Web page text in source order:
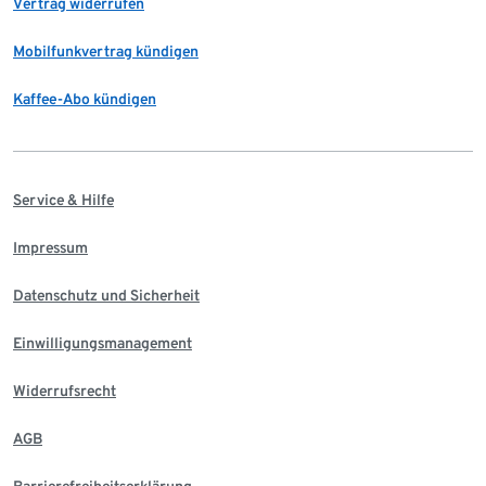
Vertrag widerrufen
Mobilfunkvertrag kündigen
Kaffee-Abo kündigen
Service & Hilfe
Impressum
Datenschutz und Sicherheit
Einwilligungsmanagement
Widerrufsrecht
AGB